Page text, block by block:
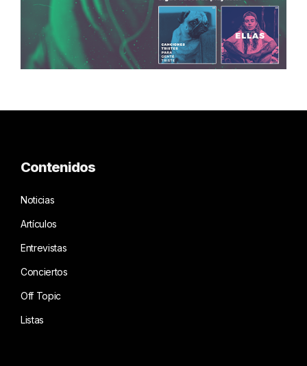
Contenidos
Noticias
Artículos
Entrevistas
Conciertos
Off Topic
Listas